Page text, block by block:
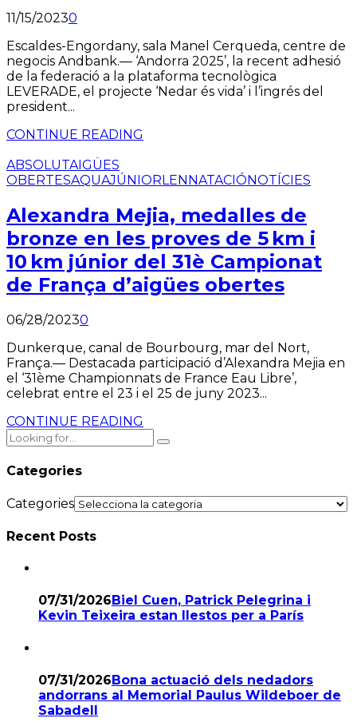
11/15/20230
Escaldes-Engordany, sala Manel Cerqueda, centre de
negocis Andbank.— ‘Andorra 2025’, la recent adhesió
de la federació a la plataforma tecnològica
LEVERADE, el projecte ‘Nedar és vida’ i l’ingrés del
president...
CONTINUE READING
ABSOLUTAIGÜES
OBERTESAQUAJÚNIOR LEN NATACIÓ NOTÍCIES
Alexandra Mejia, medalles de
bronze en les proves de 5 km i
10 km júnior del 31è Campionat
de França d’aigües obertes
06/28/20230
Dunkerque, canal de Bourbourg, mar del Nort,
França.— Destacada participació d’Alexandra Mejia en
el ‘31ème Championnats de France Eau Libre’,
celebrat entre el 23 i el 25 de juny 2023...
CONTINUE READING
Categories
Categories
Recent Posts
07/31/2026 Biel Cuen, Patrick Pelegrina i
Kevin Teixeira estan llestos per a París
07/31/2026Bona actuació dels nedadors
andorrans al Memorial Paulus Wildeboer de
Sabadell